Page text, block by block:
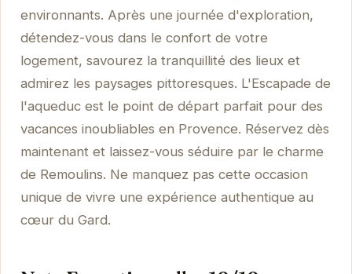
environnants. Après une journée d'exploration,
détendez-vous dans le confort de votre
logement, savourez la tranquillité des lieux et
admirez les paysages pittoresques. L'Escapade de
l'aqueduc est le point de départ parfait pour des
vacances inoubliables en Provence. Réservez dès
maintenant et laissez-vous séduire par le charme
de Remoulins. Ne manquez pas cette occasion
unique de vivre une expérience authentique au
cœur du Gard.